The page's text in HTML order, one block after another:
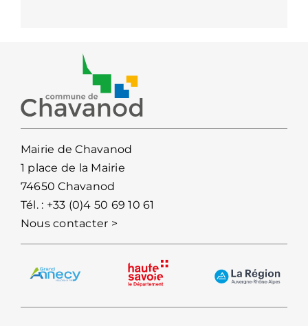
Mairie de Chavanod
1 place de la Mairie
74650 Chavanod
Tél. : +33 (0)4 50 69 10 61
Nous contacter >